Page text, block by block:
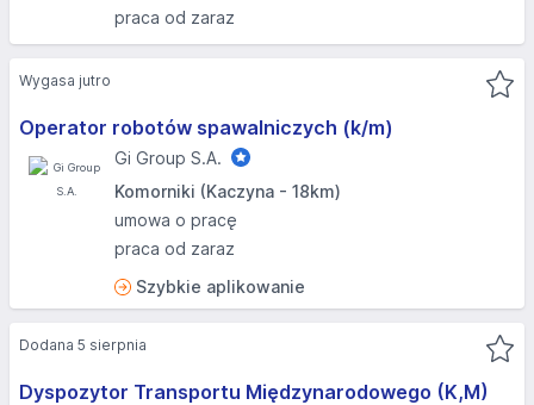
praca od zaraz
Operator robotów spawalniczych (k/m)
Gi Group S.A.
Komorniki (Kaczyna - 18km)
umowa o pracę
praca od zaraz
Szybkie aplikowanie
Wygasa jutro
Dyspozytor Transportu Międzynarodowego (K,M)
Dodana 5 sierpnia